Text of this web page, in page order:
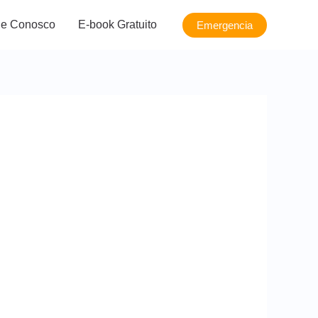
Conosco E-book Gratuito Emergencia